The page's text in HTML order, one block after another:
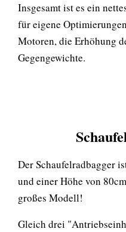
Insgesamt ist es ein
für eigene
Motoren, die Erhöhung
Gegengewichte.
Der Schaufelradbagger
und einer Höhe von
großes Modell!
Gleich drei